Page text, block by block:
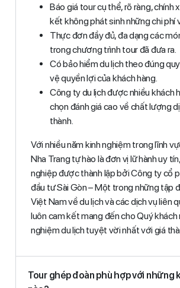
Báo giá tour cụ thể, rõ ràng, chính
kết không phát sinh những chi phí
Thực đơn đầy đủ, đa dạng các
trong chương trình tour đã đưa ra.
Có bảo hiểm du lịch theo đúng
vệ quyền lợi của khách hàng.
Công ty du lịch được nhiều khách
chọn đánh giá cao về chất lượng
thành.
Với nhiều năm kinh nghiệm trong lĩnh
Nha Trang tự hào là đơn vị lữ hành uy
nghiệp được thành lập bởi Công ty cổ
đầu tư Sài Gòn – Một trong những tập
Việt Nam về du lịch và các dịch vụ liên
luôn cam kết mang đến cho Quý khách
nghiệm du lịch tuyệt vời nhất với giá
Tour ghép đoàn phù hợp với những